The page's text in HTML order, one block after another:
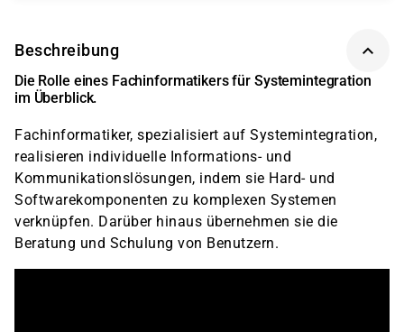
Beschreibung
Die Rolle eines Fachinformatikers für Systemintegration
im Überblick.
Fachinformatiker, spezialisiert auf Systemintegration,
realisieren individuelle Informations- und
Kommunikationslösungen, indem sie Hard- und
Softwarekomponenten zu komplexen Systemen
verknüpfen. Darüber hinaus übernehmen sie die
Beratung und Schulung von Benutzern.